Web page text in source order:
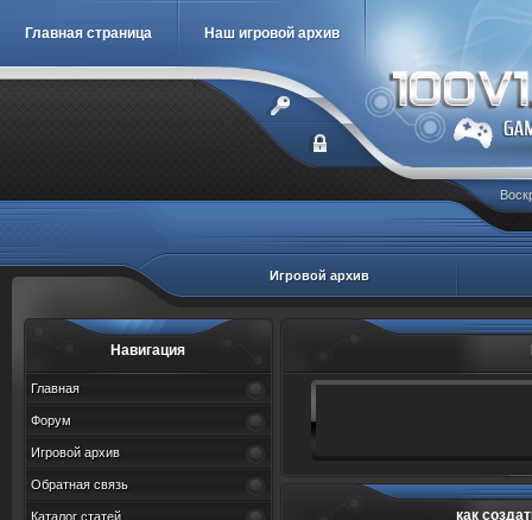
Главная страница Наш игровой архив
Игровой архив
Навигация
Главная
Форум
Игровой архив
Обратная связь
Каталог статей как